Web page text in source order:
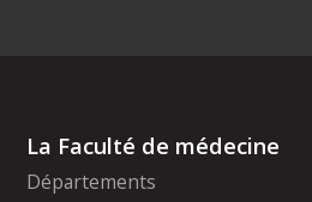
La Faculté de médecine
Départements